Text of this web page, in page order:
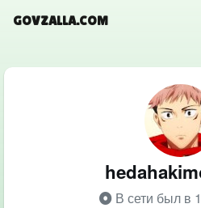
GOVZALLA.COM
В сети был в